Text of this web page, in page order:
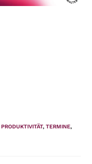
PRODUKTIVITÄT, TERMINE,